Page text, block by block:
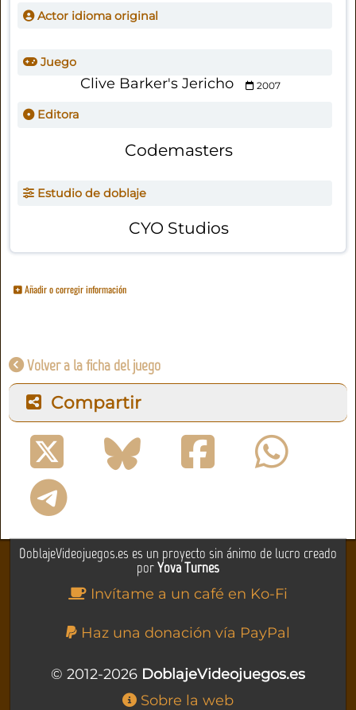
Actor idioma original
Juego
Clive Barker's Jericho 2007
Editora
Codemasters
Estudio de doblaje
CYO Studios
Añadir o corregir información
Volver a la ficha del juego
Compartir
DoblajeVideojuegos.es es un proyecto sin ánimo de lucro creado
porYova Turnes
Invítame a un café en Ko-Fi
Haz una donación vía PayPal
© 2012-2026 DoblajeVideojuegos.es
Sobre la web